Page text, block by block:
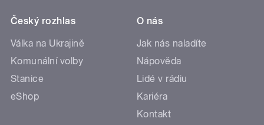
Český rozhlas
Válka na Ukrajině
Komunální volby
Stanice
eShop
O nás
Jak nás naladíte
Nápověda
Lidé v rádiu
Kariéra
Kontakt